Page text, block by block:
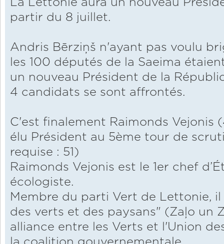
La Lettonie aura un nouveau
partir du 8 juillet.
Andris Bērziņš n'ayant pas voulu
les 100 députés de la Saeima
un nouveau Président de la
4 candidats se sont affrontés.
C'est finalement Raimonds Vejonis
élu Président au 5ème tour de
requise : 51)
Raimonds Vejonis est le 1er chef
écologiste.
Membre du parti Vert de Lettonie,
des verts et des paysans" (Zaļo un
alliance entre les Verts et l'Union